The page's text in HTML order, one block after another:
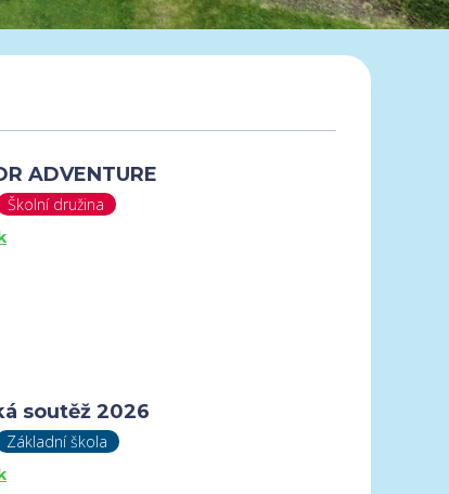
ADVENTURE
Školní družina
soutěž 2026
Základní škola